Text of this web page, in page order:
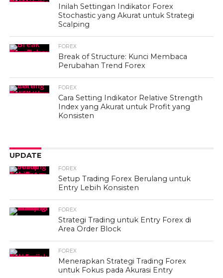
Inilah Settingan Indikator Forex
Stochastic yang Akurat untuk Strategi
Scalping
FOREX
Break of Structure: Kunci Membaca
Perubahan Trend Forex
FOREX
Cara Setting Indikator Relative Strength
Index yang Akurat untuk Profit yang
Konsisten
UPDATE
FOREX
Setup Trading Forex Berulang untuk
Entry Lebih Konsisten
FOREX
Strategi Trading untuk Entry Forex di
Area Order Block
FOREX
Menerapkan Strategi Trading Forex
untuk Fokus pada Akurasi Entry